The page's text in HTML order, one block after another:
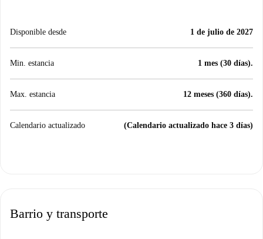
Disponible desde 1 de julio de 2027
Min. estancia 1 mes (30 días).
Max. estancia 12 meses (360 días).
Calendario actualizado (Calendario actualizado hace 3 días)
Barrio y transporte